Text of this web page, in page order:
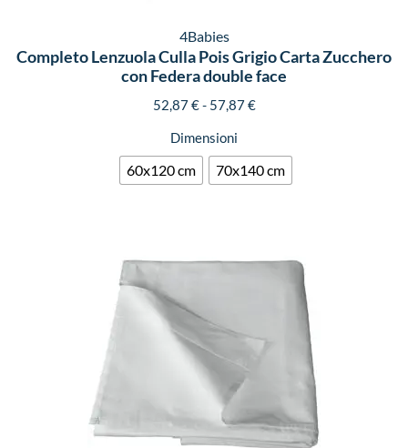
4Babies
Completo Lenzuola Culla Pois Grigio Carta Zucchero
con Federa double face
52,87€- 57,87€
Dimensioni
60x120 cm 70x140 cm